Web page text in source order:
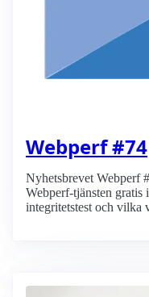
Webperf #74
Nyhetsbrevet Webperf
Webperf-tjänsten gratis
integritetstest och vilka